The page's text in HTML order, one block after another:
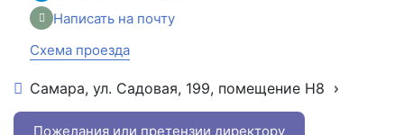
Написать на почту
Схема проезда
Самара, ул. Садовая, 199, помещение Н8
+7 (993) 993-77-22
Пожелания или претензии директору